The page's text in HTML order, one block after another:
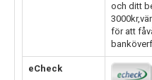
och ditt
för att
eCheck